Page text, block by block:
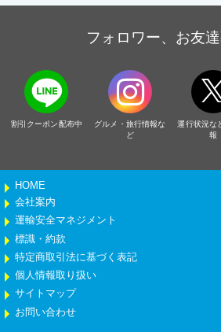
フォロワー、お友
割引クーポン配布中
グルメ・旅行情報な
ど
運行状況な
報
HOME
会社案内
運輸安全マネジメント
標識・約款
特定商取引法に基づく表記
個人情報取り扱い
サイトマップ
お問い合わせ